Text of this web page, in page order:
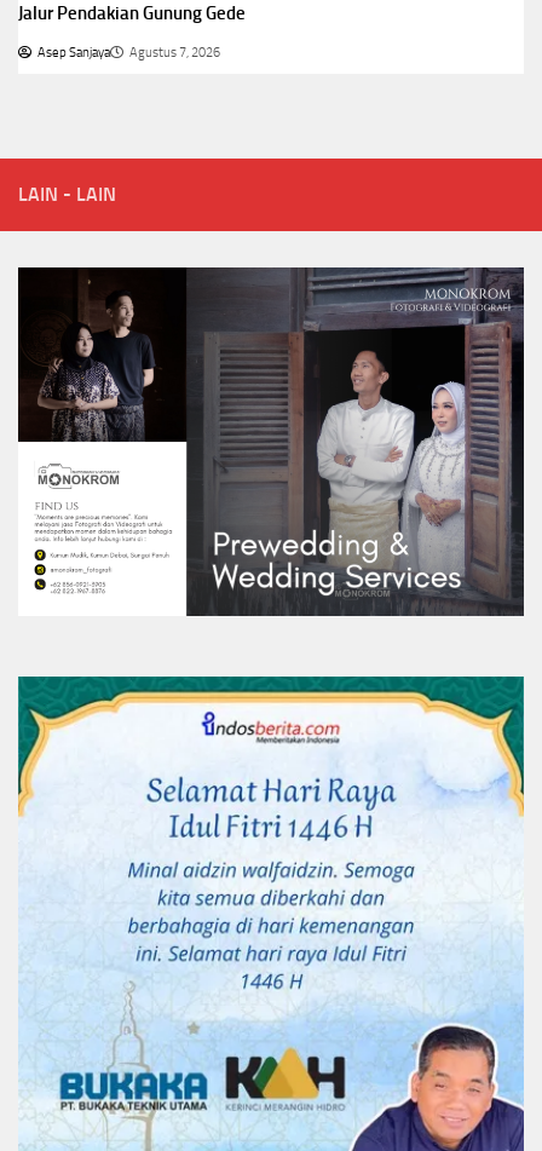
Jalur Pendakian Gunung Gede
Asep Sanjaya Agustus 7, 2026
LAIN - LAIN